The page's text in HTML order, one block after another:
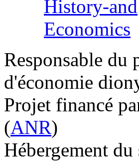
Responsable
d'économie
Projet financé
(ANR)
Hébergement du